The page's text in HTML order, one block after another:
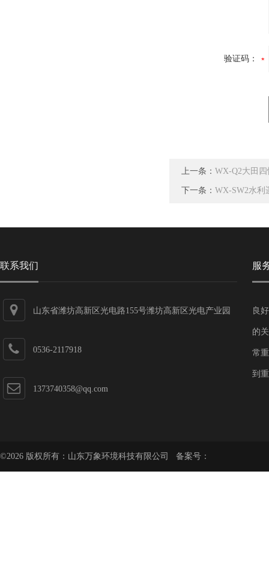
验证码：
上一条： WX-Q2大田
下一条： WX-SW2水利
联系我们
山东省潍坊高新区光电路155号潍坊高新区光电产业园
0536-2117918
1373740358@qq.com
服
良
的
常
到
©2026 版权所有：山东万象环境科技有限公司 备案号：